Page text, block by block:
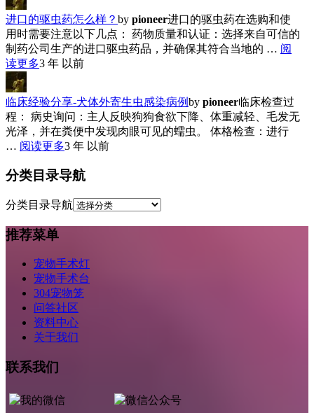
进口的驱虫药怎么样？ by pioneer进口的驱虫药在选购和使
用时需要注意以下几点： 药物质量和认证：选择来自可信的
制药公司生产的进口驱虫药品，并确保其符合当地的 … 阅
读更多3 年 以前
临床经验分享-犬体外寄生虫感染病例by pioneer临床检查过
程： 病史询问：主人反映狗狗食欲下降、体重减轻、毛发无
光泽，并在粪便中发现肉眼可见的蠕虫。 体格检查：进行
… 阅读更多3 年 以前
分类目录导航
分类目录导航
推荐菜单
宠物手术灯
宠物手术台
304宠物笼
问答社区
资料中心
关于我们
联系我们